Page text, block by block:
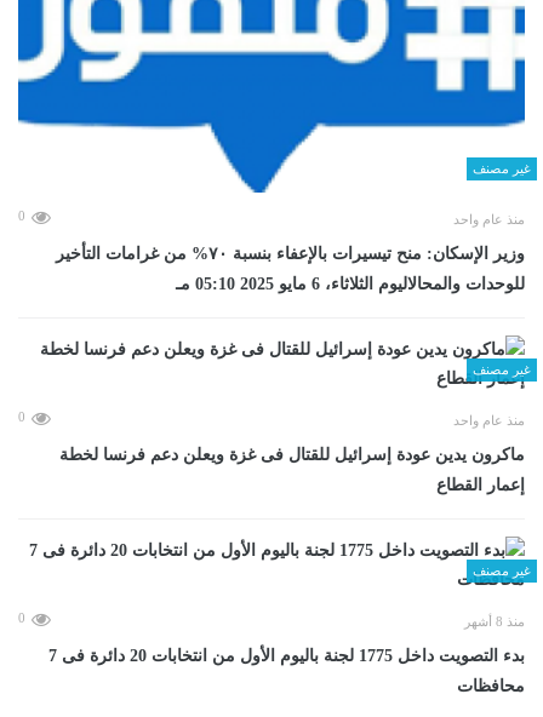
غير مصنف
منذ عام واحد 0
وزير الإسكان: منح تيسيرات بالإعفاء بنسبة ٧٠% من غرامات التأخير
للوحدات والمحالاليوم الثلاثاء، 6 مايو 2025 05:10 مـ
غير مصنف
منذ عام واحد 0
ماكرون يدين عودة إسرائيل للقتال فى غزة ويعلن دعم فرنسا لخطة
إعمار القطاع
غير مصنف
منذ 8 أشهر 0
بدء التصويت داخل 1775 لجنة باليوم الأول من انتخابات 20 دائرة فى 7
محافظات